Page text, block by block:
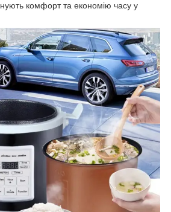
комфорт та економію часу у